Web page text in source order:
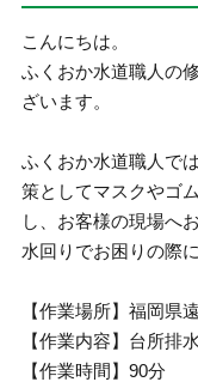
こんにちは。
ふくおか水道職人の
ざいます。
ふくおか水道職人で
策としてマスクやゴ
し、お客様の現場へ
水回りでお困りの際
【作業場所】福岡県
【作業内容】台所排
【作業時間】90分